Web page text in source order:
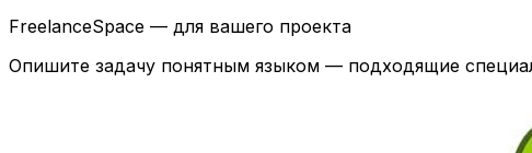
FreelanceSpace — для вашего проекта
Опишите задачу понятным языком — подходящие